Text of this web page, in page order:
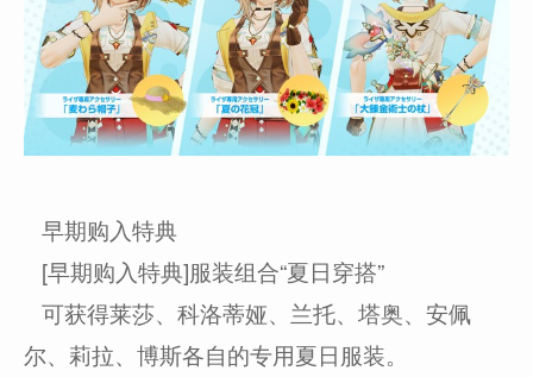
早期购入特典
[早期购入特典]服装组合“夏日穿搭”
可获得莱莎、科洛蒂娅、兰托、塔奥、安佩
尔、莉拉、博斯各自的专用夏日服装。